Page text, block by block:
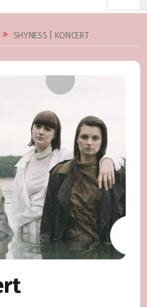
SHYNESS | KONCERT